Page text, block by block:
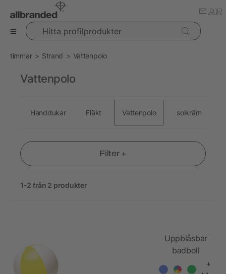
Hitta profilprodukter
timmar Strand Vattenpolo
Filter +
1-2 från 2 produkter
Uppblåsbar
badboll
+
Vattenpolo
Handdukar Fläkt Vattenpolo solkräm